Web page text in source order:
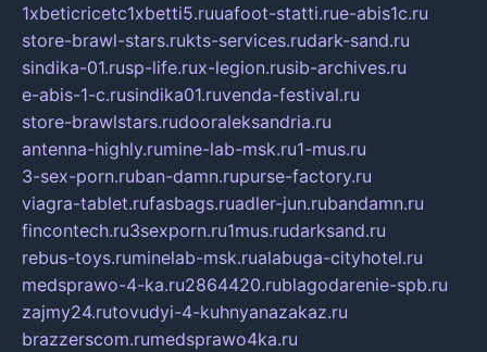
1xbeticricetc1xbetti5.ruuafoot-statti.rue-abis1c.ru
store-brawl-stars.rukts-services.rudark-sand.ru
sindika-01.rusp-life.rux-legion.rusib-archives.ru
e-abis-1-c.rusindika01.ruvenda-festival.ru
store-brawlstars.rudooraleksandria.ru
antenna-highly.rumine-lab-msk.ru1-mus.ru
3-sex-porn.ruban-damn.rupurse-factory.ru
viagra-tablet.rufasbags.ruadler-jun.rubandamn.ru
fincontech.ru3sexporn.ru1mus.rudarksand.ru
rebus-toys.ruminelab-msk.rualabuga-cityhotel.ru
medsprawo-4-ka.ru2864420.rublagodarenie-spb.ru
zajmy24.rutovudyi-4-kuhnyanazakaz.ru
brazzerscom.rumedsprawo4ka.ru